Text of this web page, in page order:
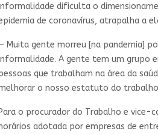
dificulta o
de coronavírus, atrapalha a
Muita gente morreu [na pandemia]
A gente tem um grupo
que trabalham na área da
o nosso estatuto do
Para o procurador do Trabalho e vice-
horários adotada por empresas de